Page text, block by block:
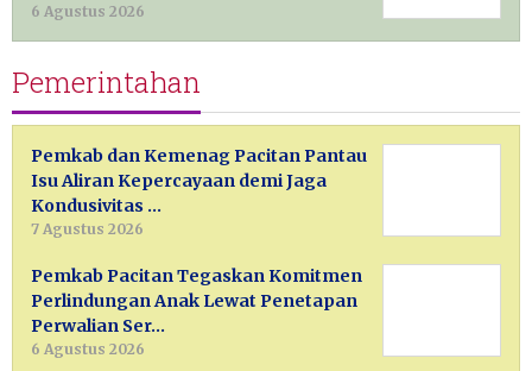
6 Agustus 2026
Pemerintahan
Pemkab dan Kemenag Pacitan Pantau
Isu Aliran Kepercayaan demi Jaga
Kondusivitas …
7 Agustus 2026
Pemkab Pacitan Tegaskan Komitmen
Perlindungan Anak Lewat Penetapan
Perwalian Ser…
6 Agustus 2026